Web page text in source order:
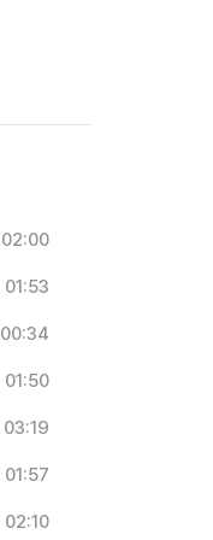
02:00
01:53
00:34
01:50
03:19
01:57
02:10